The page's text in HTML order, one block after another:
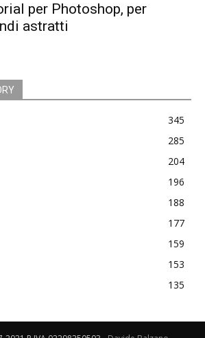
per Photoshop, per
astratti
345
285
204
196
188
177
159
153
135